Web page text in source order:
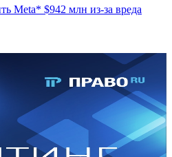
Meta* $942 млн из-за вреда